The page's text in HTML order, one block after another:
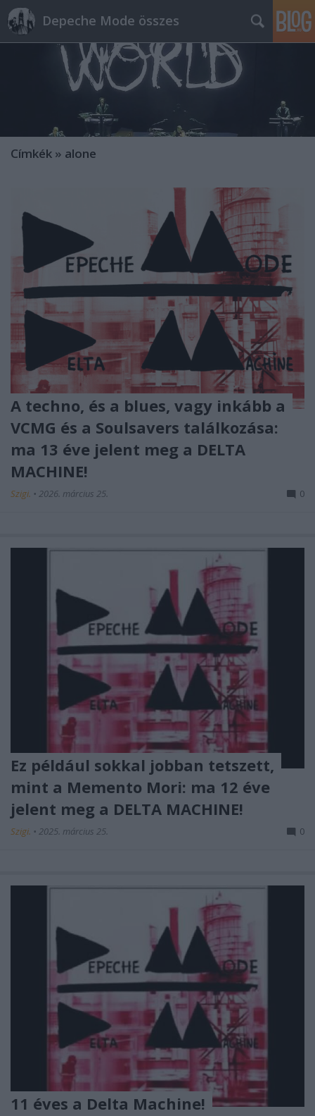
Depeche Mode összes
Címkék » alone
A techno, és a blues, vagy inkább a
VCMG és a Soulsavers találkozása:
ma 13 éve jelent meg a DELTA
MACHINE!
Szigi. • 2026. március 25. 0
Ez például sokkal jobban tetszett,
mint a Memento Mori: ma 12 éve
jelent meg a DELTA MACHINE!
Szigi. • 2025. március 25. 0
11 éves a Delta Machine!